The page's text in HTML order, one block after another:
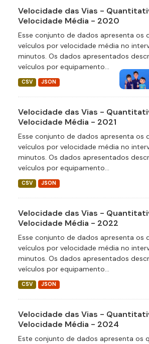
Velocidade das Vias -
Velocidade Média - 2020
Esse conjunto de dados apresenta os
veículos por velocidade média no
minutos. Os dados apresentados
veículos por equipamento...
CSV JSON
Velocidade das Vias -
Velocidade Média - 2021
Esse conjunto de dados apresenta os
veículos por velocidade média no
minutos. Os dados apresentados
veículos por equipamento...
CSV JSON
Velocidade das Vias -
Velocidade Média - 2022
Esse conjunto de dados apresenta os
veículos por velocidade média no
minutos. Os dados apresentados
veículos por equipamento...
CSV JSON
Velocidade das Vias -
Velocidade Média - 2024
Este conjunto de dados apresenta os